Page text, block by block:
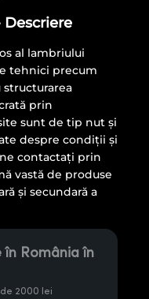
Descriere
al lambriului
tehnici precum
structurarea
prin
sunt de tip nut și
despre condiții și
contactați prin
vastă de produse
și secundară a
în România în
2000 lei